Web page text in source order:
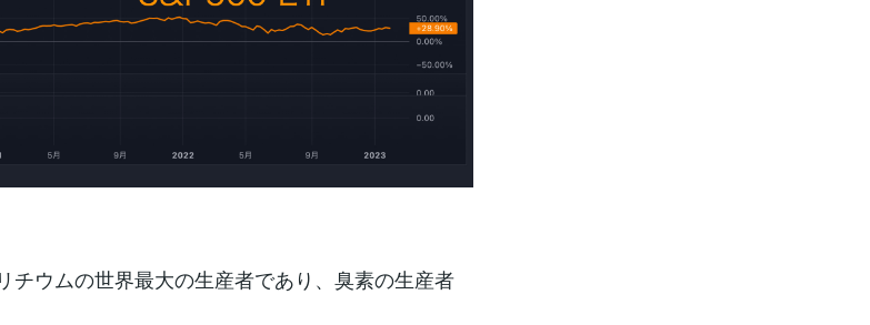
チウムの世界最大の生産者であり、臭素の生産者